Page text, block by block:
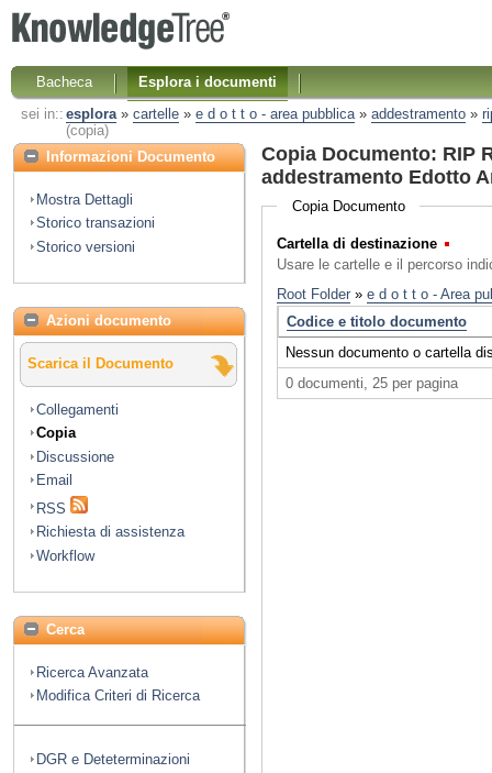
Bacheca
Esplora i documenti
sei in:: esplora» cartelle» e d o t t o - area pubblica» addestramento»
(copia)
Informazioni Documento
Mostra Dettagli
Storico transazioni
Storico versioni
Azioni documento
Scarica il Documento
Collegamenti
Copia
Discussione
Email
RSS
Richiesta di assistenza
Workflow
Cerca
Ricerca Avanzata
Modifica Criteri di Ricerca
DGR e Deteterminazioni
Copia Documento: RIP
addestramento Edotto
Copia Documento
Cartella di destinazione
Usare le cartelle e il percorso